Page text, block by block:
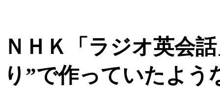
ＮＨＫ「ラジオ英会
り”で作っていたよう